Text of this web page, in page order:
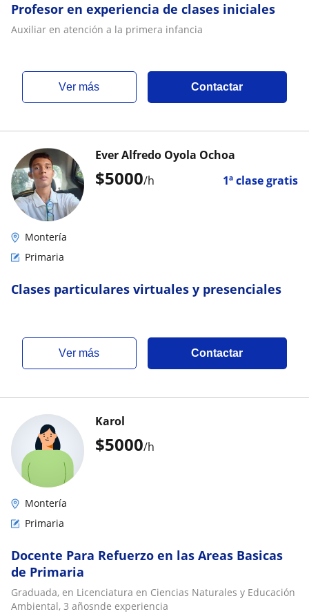
Profesor en experiencia de clases iniciales
Auxiliar en atención a la primera infancia
ver más Contactar
$5000/h 1ª clase gratis
Ever Alfredo Oyola Ochoa
Montería
Primaria
Clases particulares virtuales y presenciales
ver más Contactar
$5000/h
Karol
Montería
Primaria
Docente Para Refuerzo en las Areas Basicas
de Primaria
Graduada, en Licenciatura en Ciencias Naturales y Educación
Ambiental, 3 añosnde experiencia